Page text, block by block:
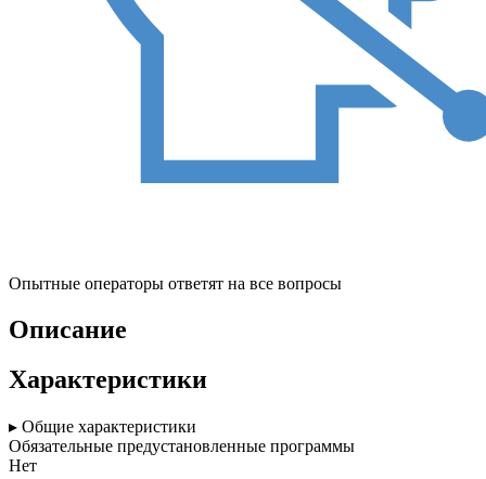
Опытные операторы ответят на все вопросы
Описание
Характеристики
▸ Общие характеристики
Обязательные предустановленные программы
Нет